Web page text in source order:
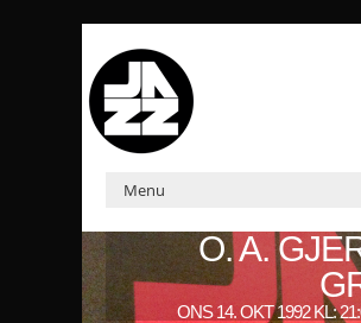
O. A.
ONS 14. OKT 1992 KL: